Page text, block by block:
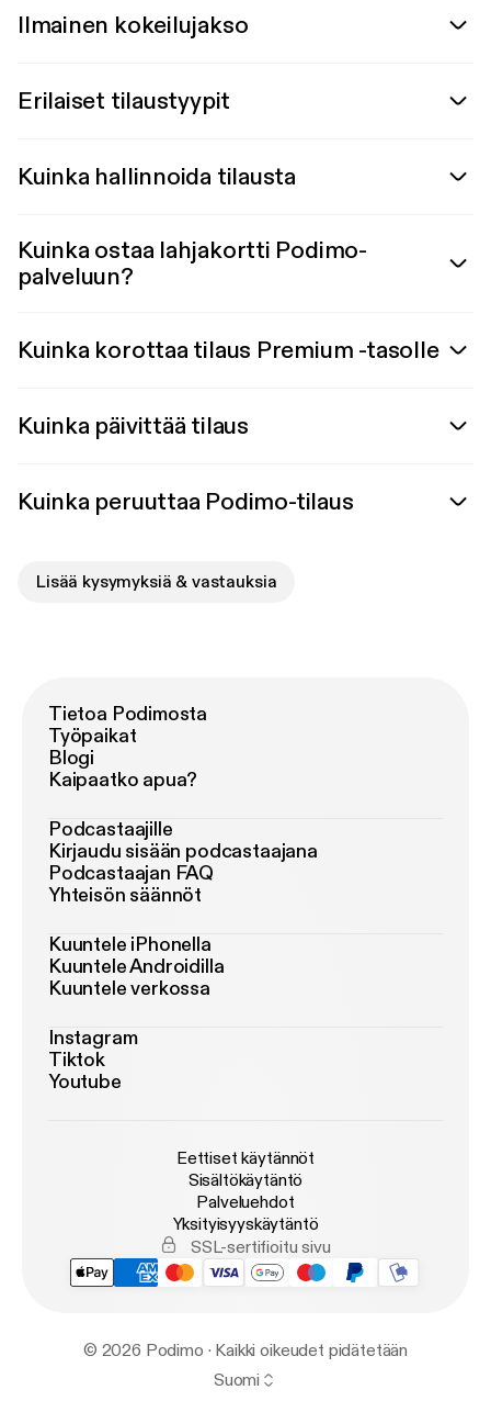
Ilmainen kokeilujakso
Erilaiset tilaustyypit
Kuinka hallinnoida tilausta
Kuinka ostaa lahjakortti Podimo-
palveluun?
Kuinka korottaa tilaus Premium -tasolle
Kuinka päivittää tilaus
Kuinka peruuttaa Podimo-tilaus
Lisää kysymyksiä & vastauksia
Tietoa Podimosta
Työpaikat
Blogi
Kaipaatko apua?
Podcastaajille
Kirjaudu sisään podcastaajana
Podcastaajan FAQ
Yhteisön säännöt
Kuuntele iPhonella
Kuuntele Androidilla
Kuuntele verkossa
Instagram
Tiktok
Youtube
Eettiset käytännöt
Sisältökäytäntö
Palveluehdot
Yksityisyyskäytäntö
SSL-sertifioitu sivu
© 2026 Podimo · Kaikki oikeudet pidätetään
Suomi